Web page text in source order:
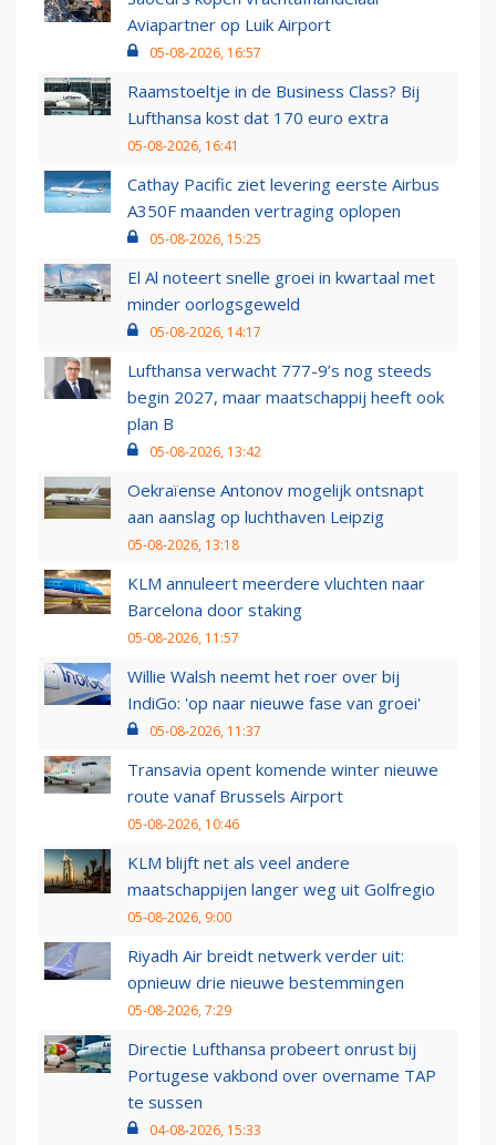
Aviapartner op Luik Airport
05-08-2026, 16:57
Raamstoeltje in de Business Class? Bij
Lufthansa kost dat 170 euro extra
05-08-2026, 16:41
Cathay Pacific ziet levering eerste Airbus
A350F maanden vertraging oplopen
05-08-2026, 15:25
El Al noteert snelle groei in kwartaal met
minder oorlogsgeweld
05-08-2026, 14:17
Lufthansa verwacht 777-9’s nog steeds
begin 2027, maar maatschappij heeft ook
plan B
05-08-2026, 13:42
Oekraïense Antonov mogelijk ontsnapt
aan aanslag op luchthaven Leipzig
05-08-2026, 13:18
KLM annuleert meerdere vluchten naar
Barcelona door staking
05-08-2026, 11:57
Willie Walsh neemt het roer over bij
IndiGo: 'op naar nieuwe fase van groei'
05-08-2026, 11:37
Transavia opent komende winter nieuwe
route vanaf Brussels Airport
05-08-2026, 10:46
KLM blijft net als veel andere
maatschappijen langer weg uit Golfregio
05-08-2026, 9:00
Riyadh Air breidt netwerk verder uit:
opnieuw drie nieuwe bestemmingen
05-08-2026, 7:29
Directie Lufthansa probeert onrust bij
Portugese vakbond over overname TAP
te sussen
04-08-2026, 15:33